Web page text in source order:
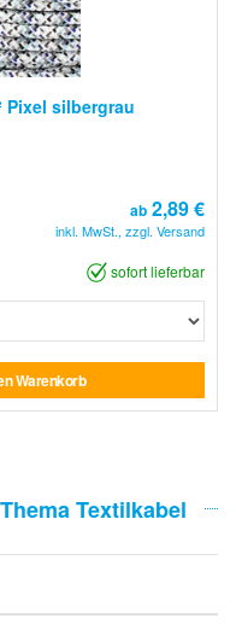
Pixel silbergrau
ab 2,89 €
inkl. MwSt., zzgl. Versand
sofort lieferbar
Warenkorb
Textilkabel